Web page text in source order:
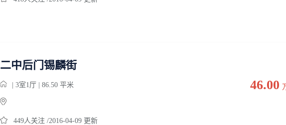
二中后门锡麟街
| 3室1厅 | 86.50 平米
449人关注 /2016-04-09 更新
46.00